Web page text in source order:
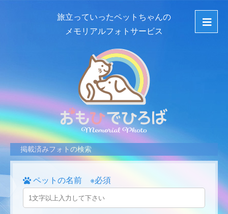
旅立っていったペットちゃんの
メモリアルフォトサービス
掲載済みフォトの検索
ペットの名前 ※必須